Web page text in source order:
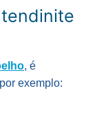
, é
exemplo: